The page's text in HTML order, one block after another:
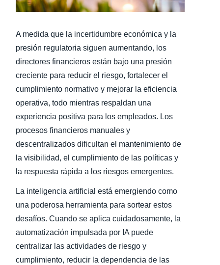
España (Español)
A medida que la incertidumbre económica y la
presión regulatoria siguen aumentando, los
directores financieros están bajo una presión
creciente para reducir el riesgo, fortalecer el
cumplimiento normativo y mejorar la eficiencia
operativa, todo mientras respaldan una
experiencia positiva para los empleados. Los
procesos financieros manuales y
descentralizados dificultan el mantenimiento de
la visibilidad, el cumplimiento de las políticas y
la respuesta rápida a los riesgos emergentes.
La inteligencia artificial está emergiendo como
una poderosa herramienta para sortear estos
desafíos. Cuando se aplica cuidadosamente, la
automatización impulsada por IA puede
centralizar las actividades de riesgo y
cumplimiento, reducir la dependencia de las